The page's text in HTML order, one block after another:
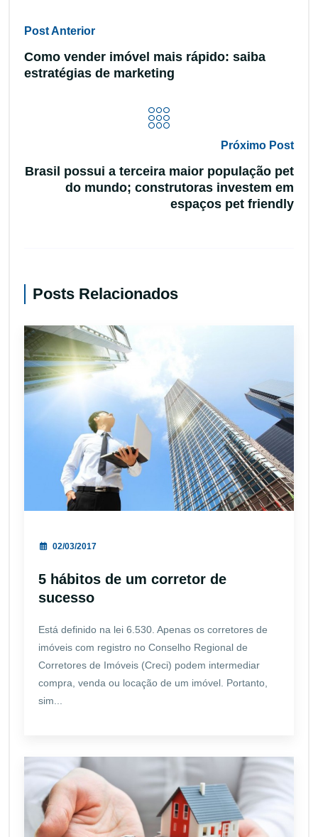
Post Anterior
Como vender imóvel mais rápido: saiba
estratégias de marketing
Próximo Post
Brasil possui a terceira maior população pet
do mundo; construtoras investem em
espaços pet friendly
Posts Relacionados
02/03/2017
5 hábitos de um corretor de
sucesso
Está definido na lei 6.530. Apenas os corretores de
imóveis com registro no Conselho Regional de
Corretores de Imóveis (Creci) podem intermediar
compra, venda ou locação de um imóvel. Portanto,
sim...